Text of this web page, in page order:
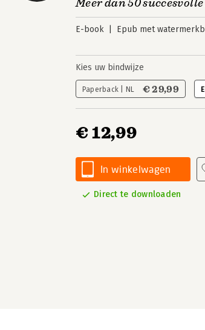
Meer dan 50
E-book Epub met
Kies uw bindwijze
Paperback | NL € 29,99
€ 12,99
In winkelwagen
Direct te downloaden